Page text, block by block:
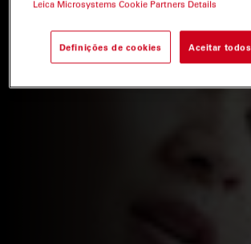
Leica Microsystems Cookie Partners Details
Definições de cookies Aceitar